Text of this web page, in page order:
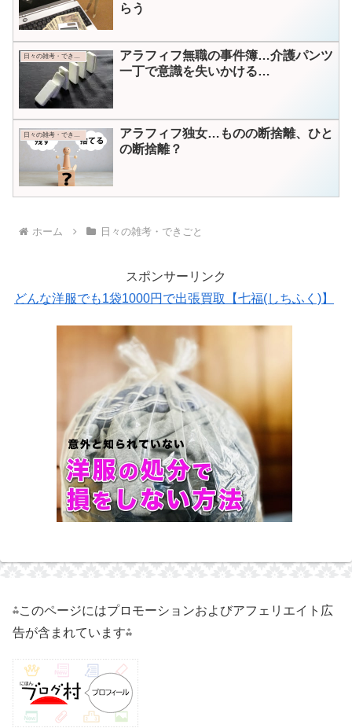
らう
日々の雑考・できごと
アラフィフ無職の事件簿…介護パンツ
一丁で意識を失いかける…
日々の雑考・できごと
アラフィフ独女…ものの断捨離、ひと
の断捨離？
ホーム 日々の雑考・できごと
スポンサーリンク
どんな洋服でも1袋1000円で出張買取【七福(しちふく)】
⁂このページにはプロモーションおよびアフェリエイト広
告が含まれています⁂